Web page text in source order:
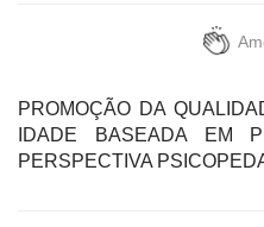
PROMOÇÃO DA
IDADE BASEADA EM
PERSPECTIVA